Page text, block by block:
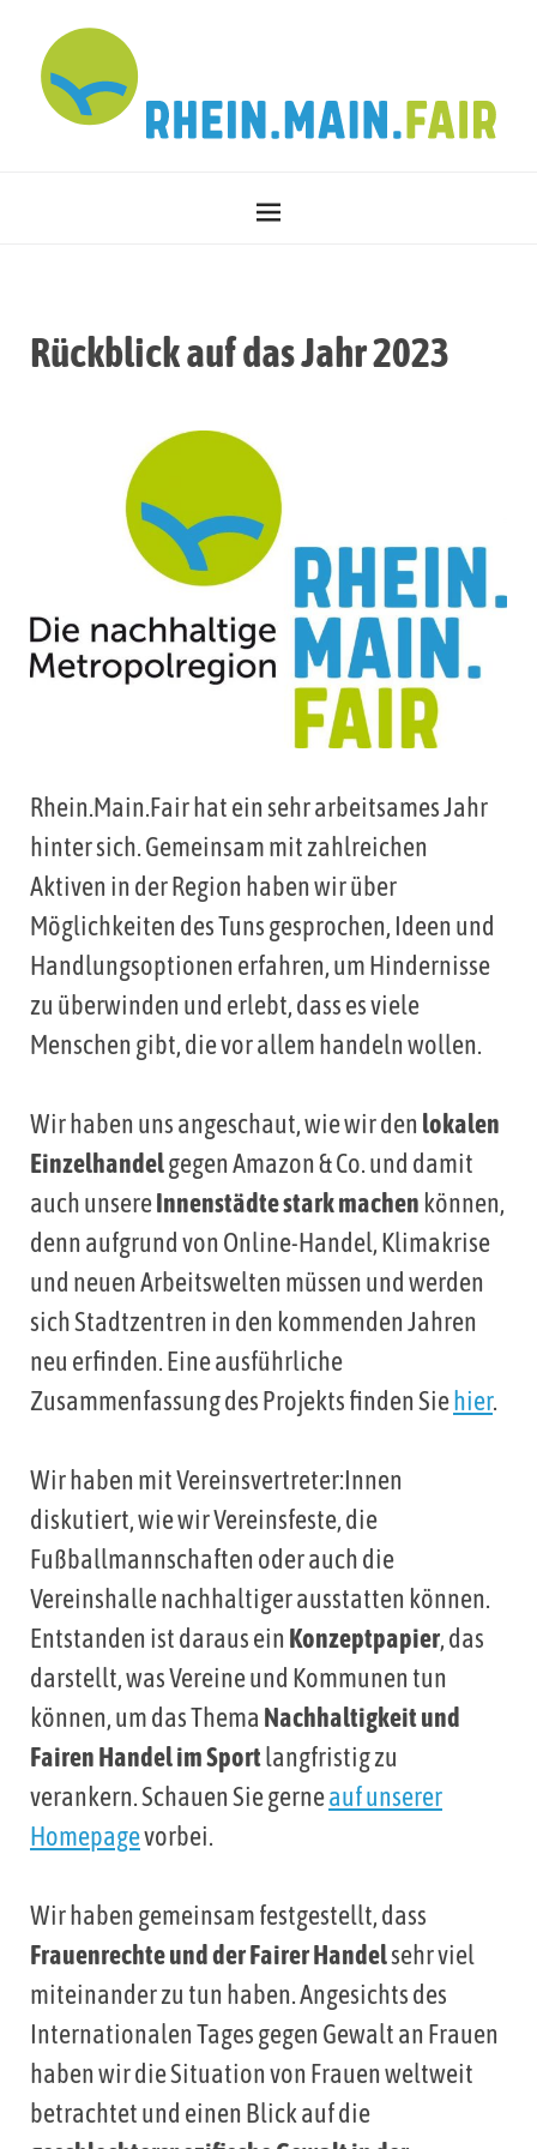
Rückblick auf das Jahr 2023
Rhein.Main.Fair hat ein sehr arbeitsames Jahr
hinter sich. Gemeinsam mit zahlreichen
Aktiven in der Region haben wir über
Möglichkeiten des Tuns gesprochen, Ideen und
Handlungsoptionen erfahren, um Hindernisse
zu überwinden und erlebt, dass es viele
Menschen gibt, die vor allem handeln wollen.
Wir haben uns angeschaut, wie wir den lokalen
Einzelhandelgegen Amazon & Co. und damit
auch unsereInnenstädte stark machen können,
denn aufgrund von Online-Handel, Klimakrise
und neuen Arbeitswelten müssen und werden
sich Stadtzentren in den kommenden Jahren
neu erfinden. Eine ausführliche
Zusammenfassung des Projekts finden Sie hier.
Wir haben mit Vereinsvertreter:Innen
diskutiert, wie wir Vereinsfeste, die
Fußballmannschaften oder auch die
Vereinshalle nachhaltiger ausstatten können.
Entstanden ist daraus ein Konzeptpapier, das
darstellt, was Vereine und Kommunen tun
können, um das Thema Nachhaltigkeit und
Fairen Handel im Sportlangfristig zu
verankern. Schauen Sie gerneauf unserer
Homepagevorbei.
Wir haben gemeinsam festgestellt, dass
Frauenrechte und der Fairer Handelsehr viel
miteinander zu tun haben. Angesichts des
Internationalen Tages gegen Gewalt an Frauen
haben wir die Situation von Frauen weltweit
betrachtet und einen Blick auf die